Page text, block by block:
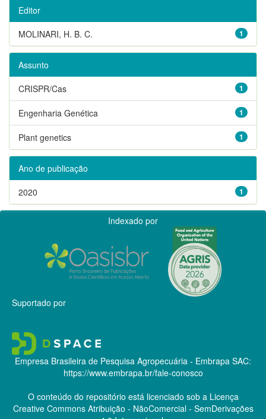
Editor
1
MOLINARI, H. B. C.
Assunto
1
CRISPR/Cas
1
Engenharia Genética
1
Plant genetics
Ano de publicação
1
2020
Indexado por
Suportado por
Empresa Brasileira de Pesquisa Agropecuária - Embrapa SAC:
https://www.embrapa.br/fale-conosco
O conteúdo do repositório está licenciado sob a Licença
Creative CommonsAtribuição - NãoComercial - SemDerivações